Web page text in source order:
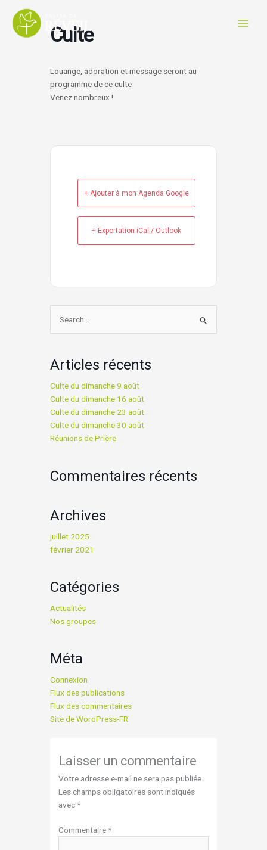
contenu
Culte
Louange, adoration et message seront au
programme de ce culte
Venez nombreux !
+ Ajouter à mon Agenda Google
+ Exportation iCal / Outlook
Rechercher :
Articles récents
Culte du dimanche 9 août
Culte du dimanche 16 août
Culte du dimanche 23 août
Culte du dimanche 30 août
Réunions de Prière
Commentaires récents
Archives
juillet 2025
février 2021
Catégories
Actualités
Nos groupes
Méta
Connexion
Flux des publications
Flux des commentaires
Site de WordPress-FR
Laisser un commentaire
Votre adresse e-mail ne sera pas publiée.
Les champs obligatoires sont indiqués
avec*
Commentaire*